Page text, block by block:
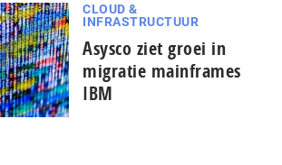
CLOUD &
INFRASTRUCTUUR
Asysco ziet groei in
migratie mainframes
IBM